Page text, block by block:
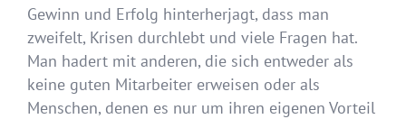
Gewinn und Erfolg hinterherjagt, dass man
zweifelt, Krisen durchlebt und viele Fragen hat.
Man hadert mit anderen, die sich entweder als
keine guten Mitarbeiter erweisen oder als
Menschen, denen es nur um ihren eigenen Vorteil